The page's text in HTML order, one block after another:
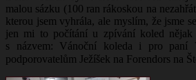
malou sázku (100 ran rákoskou na
kterou jsem vyhrála, ale myslím, že jsme
jen mi to počítání u zpívání koled
s názvem: Vánoční koleda i pro paní
podporovatelům Ježíšek na Forendors na